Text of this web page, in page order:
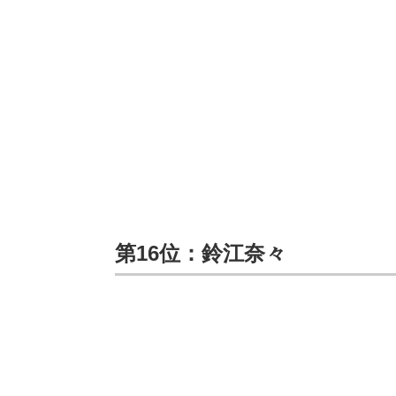
第16位：鈴江奈々